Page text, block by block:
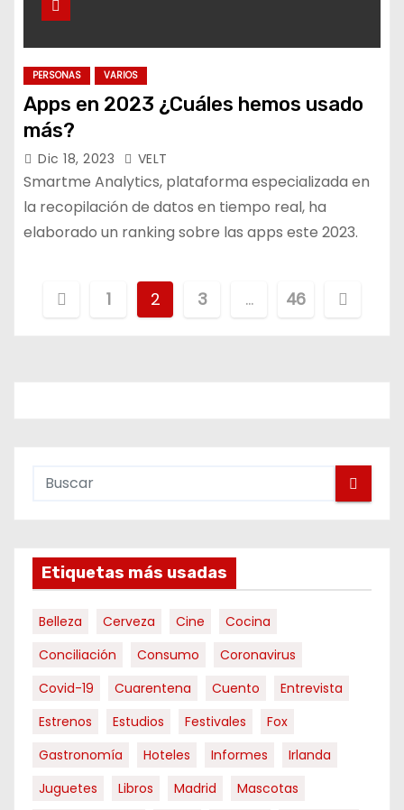
PERSONAS VARIOS
Apps en 2023 ¿Cuáles hemos usado
más?
Dic 18, 2023 VELT
Smartme Analytics, plataforma especializada en
la recopilación de datos en tiempo real, ha
elaborado un ranking sobre las apps este 2023.
a
i
ó
d
e
e
n
1 2 3 … 46
Etiquetas más usadas
Belleza Cerveza Cine
Cocina
Conciliación
Consumo
Coronavirus
Covid-19
Cuarentena Cuento
Entrevista
Estrenos
Estudios Festivales
Fox
Gastronomía
Hoteles Informes
Irlanda
Juguetes
Libros Madrid
Mascotas